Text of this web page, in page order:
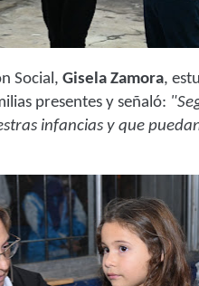
Social, Gisela Zamora,
presentes y señaló:
infancias y que